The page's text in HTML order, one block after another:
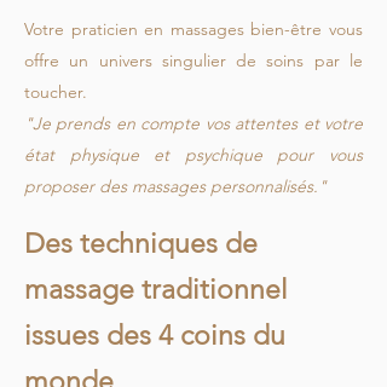
Votre praticien en massages bien-être vous
offre un univers singulier de soins par le
toucher.
"Je prends en compte vos attentes et votre
état physique et psychique pour vous
proposer des massages personnalisés."
Des techniques de
massage traditionnel
issues des 4 coins du